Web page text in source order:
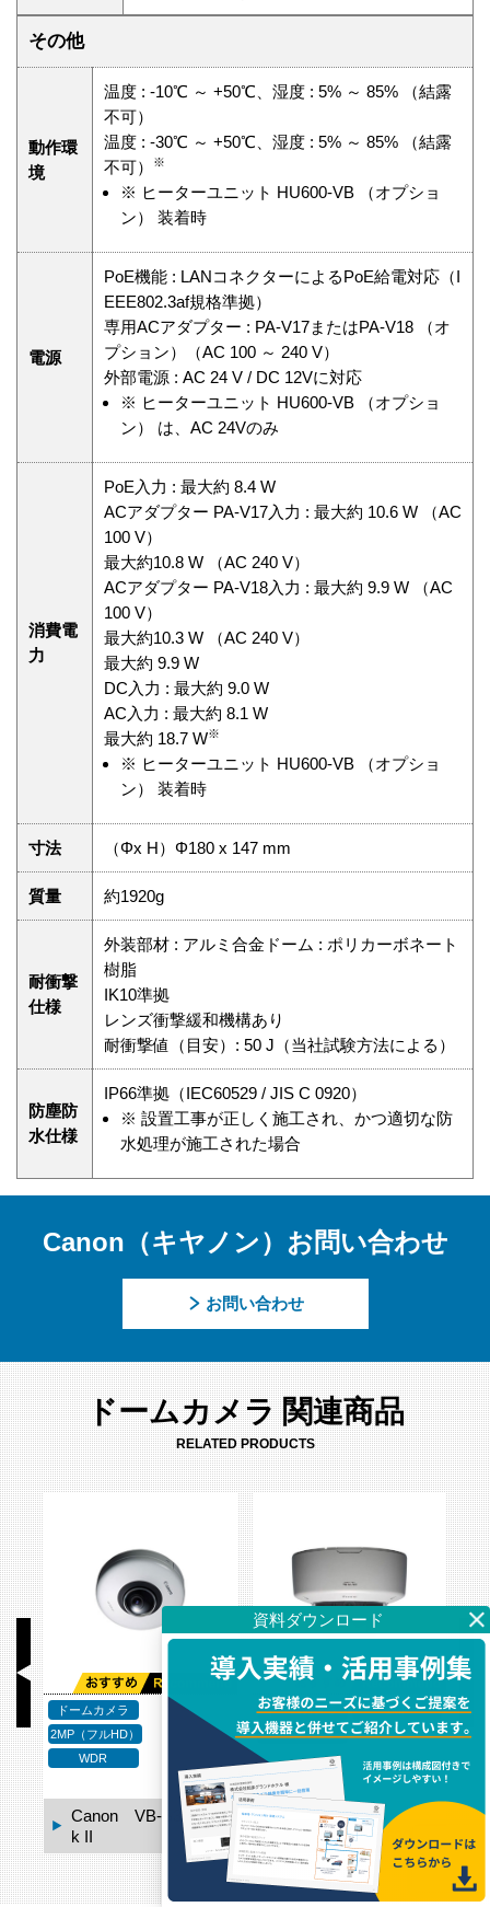
その他
動作環
境
温度 : -10℃ ～ +50℃、湿度 : 5% ～ 85% （結露
不可）
温度 : -30℃ ～ +50℃、湿度 : 5% ～ 85% （結露
不可）
※
※ ヒーターユニット HU600-VB （オプショ
ン） 装着時
電源
PoE機能 : LANコネクターによるPoE給電対応（I
EEE802.3af規格準拠）
専用ACアダプター : PA-V17またはPA-V18 （オ
プション）（AC 100 ～ 240 V）
外部電源 : AC 24 V / DC 12Vに対応
※ ヒーターユニット HU600-VB （オプショ
ン） は、AC 24Vのみ
消費電
力
PoE入力 : 最大約 8.4 W
ACアダプター PA-V17入力 : 最大約 10.6 W （AC
100 V）
最大約10.8 W （AC 240 V）
ACアダプター PA-V18入力 : 最大約 9.9 W （AC
100 V）
最大約10.3 W （AC 240 V）
最大約 9.9 W
DC入力 : 最大約 9.0 W
AC入力 : 最大約 8.1 W
最大約 18.7 W※
※ ヒーターユニット HU600-VB （オプショ
ン） 装着時
寸法 （Φx H）Φ180 x 147 mm
質量 約1920g
耐衝撃
仕様
外装部材 : アルミ合金ドーム : ポリカーボネート
樹脂
IK10準拠
レンズ衝撃緩和機構あり
耐衝撃値（目安）: 50 J（当社試験方法による）
防塵防
水仕様
IP66準拠（IEC60529 / JIS C 0920）
※ 設置工事が正しく施工され、かつ適切な防
水処理が施工された場合
Canon（キヤノン）お問い合わせ
お問い合わせ
ドームカメラ 関連商品
RELATED PRODUCTS
ドームカメラ
2MP（フルHD）
WDR
Canon VB-S31D M
k II
ドームカメラ
1MP
WDR
Canon VB-M620D